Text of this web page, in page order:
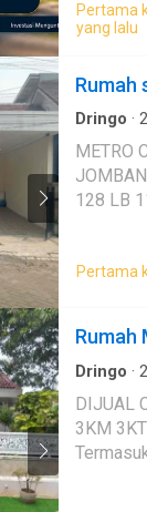
pusat
Akses
kawasan
hingga
Pertama
yang lalu
Rumah
Dringo · 2
METRO
128 LB
Metro
Pertama
Rumah
Dringo ·
DIJUAL
3KM 3KT Mushola Kolam ikan Car port Laundry area